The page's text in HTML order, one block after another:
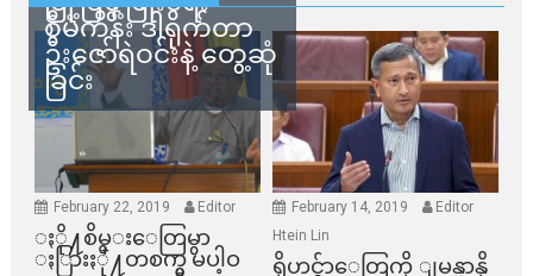
စီမံကိန်း ဒါရိုက်တာ
ဦးဇော်ရဲဝင်းနဲ့ တွေ့ဆုံ
ခြင်း
February 22, 2019 Editor
ႏို႔စိမ္းေတြမွာ
ႏြားႏို႔တစက္မွ မပါဝ
February 14, 2019
Editor
Htein Lin
ရိုဟင္ဂ်ာေတြကို ျမန္မာနို